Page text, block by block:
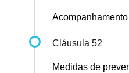
Cláusula 52
Medidas de